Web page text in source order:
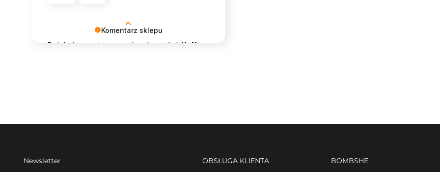
Komentarz sklepu
Dziękujemy - jest nam bardzo miło! 🤍 🤍
Newsletter OBSŁUGA KLIENTA BOMBSHE